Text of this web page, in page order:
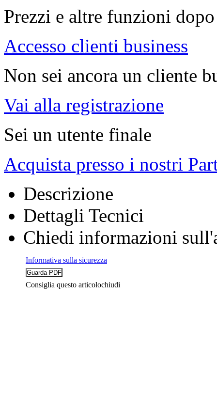
Prezzi e altre funzioni
Accesso clienti business
Non sei ancora un cliente
Vai alla registrazione
Sei un utente finale
Acquista presso i nostri
Descrizione
Dettagli Tecnici
Chiedi informazioni
Informativa sulla sicurezza
Consiglia questo articolochiudi